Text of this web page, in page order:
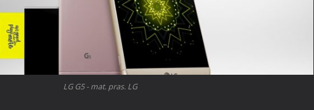
LG G5 - mat. pras. LG